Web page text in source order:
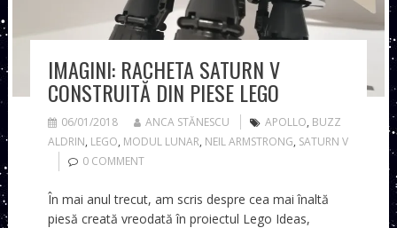
IMAGINI: RACHETA SATURN V
CONSTRUITĂ DIN PIESE LEGO
06/01/2018 ANCA STĂNESCU APOLLO, BUZZ
ALDRIN, LEGO, MODUL LUNAR, NEIL ARMSTRONG, SATURN V
0 COMMENT
În mai anul trecut, am scris despre cea mai înaltă
piesă creată vreodată în proiectul Lego Ideas,